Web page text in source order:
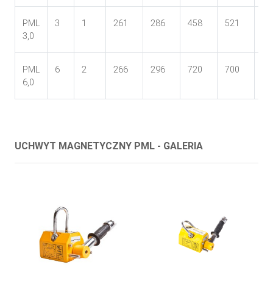
PML
3,0
3 1 261 286 458 521
PML
6,0
6 2 266 296 720 700
UCHWYT MAGNETYCZNY PML - GALERIA